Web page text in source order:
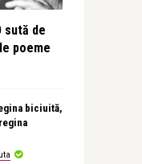
sută de
poeme
biciuită,